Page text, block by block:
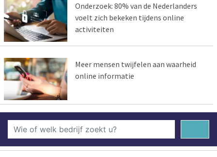
Onderzoek: 80% van de Nederlanders
voelt zich bekeken tijdens online
activiteiten
Meer mensen twijfelen aan waarheid
online informatie